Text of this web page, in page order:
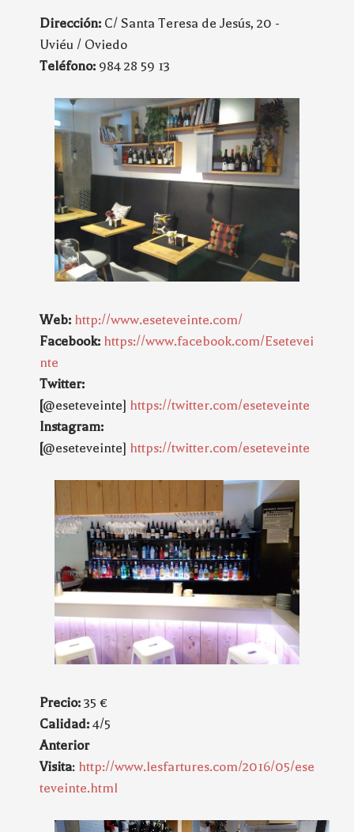
Dirección: C/ Santa Teresa de Jesús, 20 -
Uviéu / Oviedo
Teléfono: 984 28 59 13
Web: http://www.eseteveinte.com/
Facebook: https://www.facebook.com/Esetevei
nte
Twitter:
[@eseteveinte] https://twitter.com/eseteveinte
Instagram:
[@eseteveinte] https://twitter.com/eseteveinte
Precio: 35 €
Calidad: 4/5
Anterior
Visita: http://www.lesfartures.com/2016/05/ese
teveinte.html